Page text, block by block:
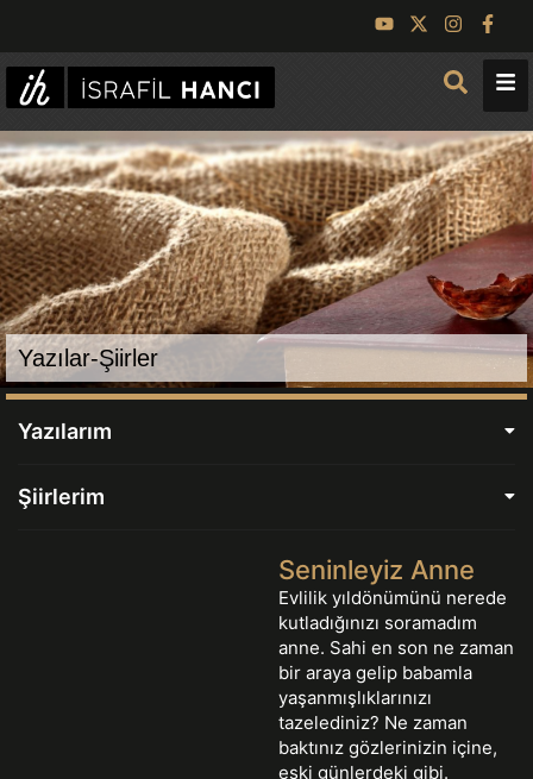
Yazılar-Şiirler
Yazılarım
Şiirlerim
Seninleyiz Anne
Evlilik yıldönümünü nerede
kutladığınızı soramadım
anne. Sahi en son ne zaman
bir araya gelip babamla
yaşanmışlıklarınızı
tazelediniz? Ne zaman
baktınız gözlerinizin içine,
eski günlerdeki gibi.